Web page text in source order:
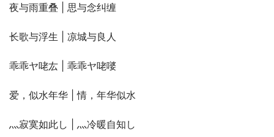
夜与雨重叠 | 思与念纠缠
长歌与浮生 | 凉城与良人
乖乖ヤ咾厷 | 乖乖ヤ咾嘙
爱，似水年华 | 情，年华似水
灬寂寞如此し | 灬冷暖自知し